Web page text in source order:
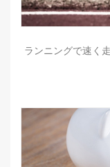
ランニングで速く